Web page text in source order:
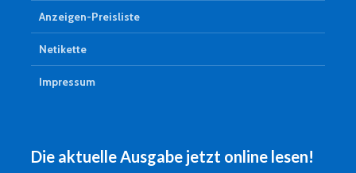
Anzeigen-Preisliste
Netikette
Impressum
Die aktuelle Ausgabe jetzt online lesen!